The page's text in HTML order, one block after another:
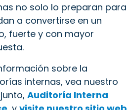
no solo lo preparan para
a convertirse en un
fuerte y con mayor
sobre la
internas, vea nuestro
Auditoría Interna